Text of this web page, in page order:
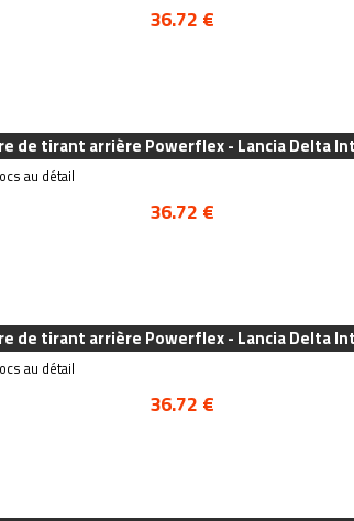
36.72 €
de tirant arrière Powerflex - Lancia Delta
au détail
36.72 €
de tirant arrière Powerflex - Lancia Delta
au détail
36.72 €